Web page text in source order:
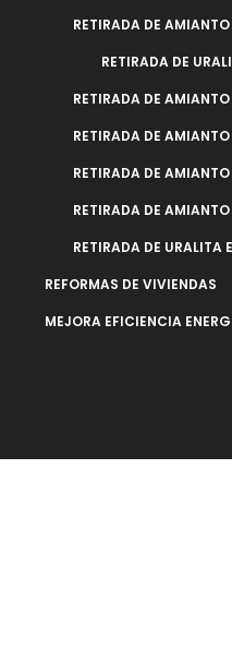
RETIRADA DE
RETIRADA DE
RETIRADA DE AMIANTO
RETIRADA DE
RETIRADA DE
RETIRADA DE
RETIRADA DE URALITA
REFORMAS DE VIVIENDAS
MEJORA EFICIENCIA